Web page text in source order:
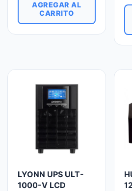
AGREGAR AL
CARRITO
LYONN UPS ULT-
1000-V LCD